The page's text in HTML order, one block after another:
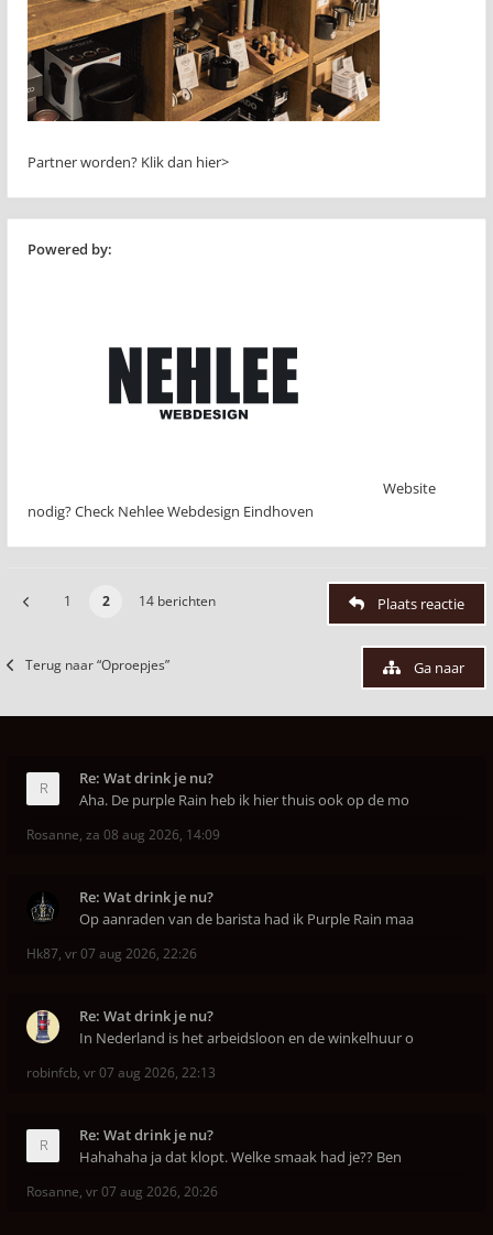
Partner worden? Klik dan hier>
Powered by:
Website
nodig? Check Nehlee Webdesign Eindhoven
1 2 14 berichten Plaats reactie
Terug naar “Oproepjes” Ga naar
Re: Wat drink je nu?
Aha. De purple Rain heb ik hier thuis ook op de mo
Rosanne, za 08 aug 2026, 14:09
Re: Wat drink je nu?
Op aanraden van de barista had ik Purple Rain maa
Hk87, vr 07 aug 2026, 22:26
Re: Wat drink je nu?
In Nederland is het arbeidsloon en de winkelhuur o
robinfcb, vr 07 aug 2026, 22:13
Re: Wat drink je nu?
Hahahaha ja dat klopt. Welke smaak had je?? Ben
Rosanne, vr 07 aug 2026, 20:26